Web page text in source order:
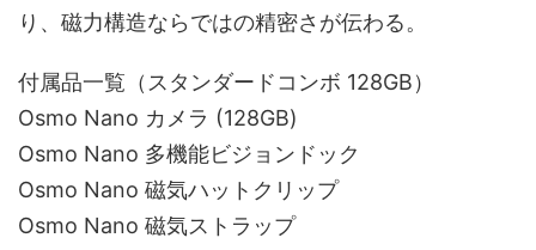
り、磁力構造ならではの精密さが伝わる。
付属品一覧（スタンダードコンボ 128GB）
Osmo Nano カメラ (128GB)
Osmo Nano 多機能ビジョンドック
Osmo Nano 磁気ハットクリップ
Osmo Nano 磁気ストラップ